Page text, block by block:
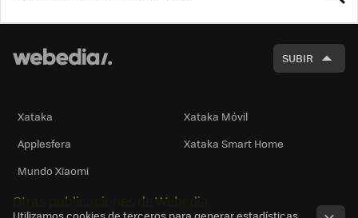
SUBIR
Xataka
Xataka Móvil
Applesfera
Xataka Smart Home
Mundo Xiaomi
Otras publicaciones de Webedia